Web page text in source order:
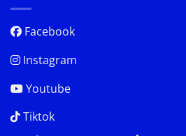
Facebook
Instagram
Youtube
Tiktok